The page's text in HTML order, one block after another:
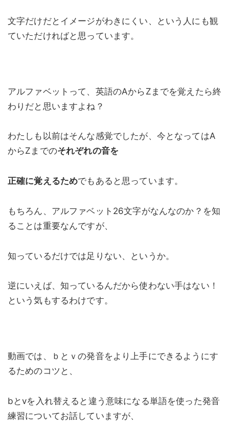
文字だけだとイメージがわきにくい、という人にも観
ていただければと思っています。
アルファベットって、英語のAからZまでを覚えたら終
わりだと思いますよね？
わたしも以前はそんな感覚でしたが、今となってはA
からZまでのそれぞれの音を
正確に覚えるためでもあると思っています。
もちろん、アルファベット26文字がなんなのか？を知
ることは重要なんですが、
知っているだけでは足りない、というか。
逆にいえば、知っているんだから使わない手はない！
という気もするわけです。
動画では、ｂとｖの発音をより上手にできるようにす
るためのコツと、
bとvを入れ替えると違う意味になる単語を使った発音
練習についてお話していますが、